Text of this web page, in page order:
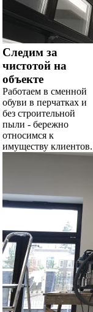
Следим за
чистотой на
объекте
Работаем в сменной
обуви в перчатках и
без строительной
пыли - бережно
относимся к
имуществу клиентов.